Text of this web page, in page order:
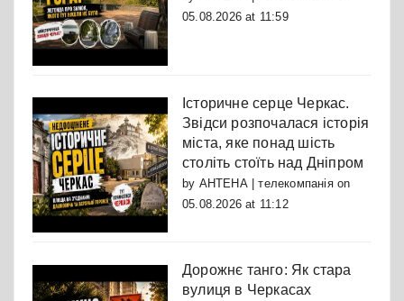
05.08.2026 at 11:59
Історичне серце Черкас.
Звідси розпочалася історія
міста, яке понад шість
століть стоїть над Дніпром
by АНТЕНА | телекомпаніяon
05.08.2026 at 11:12
Дорожнє танго: Як стара
вулиця в Черкасах